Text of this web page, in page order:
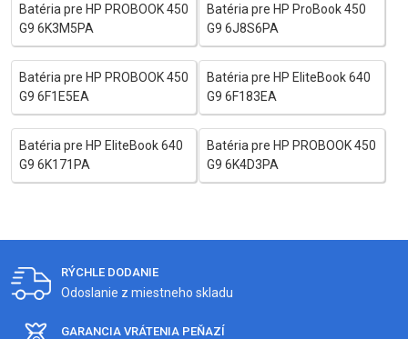
Batéria pre HP PROBOOK 450
G9 6K3M5PA
Batéria pre HP ProBook 450
G9 6J8S6PA
Batéria pre HP PROBOOK 450
G9 6F1E5EA
Batéria pre HP EliteBook 640
G9 6F183EA
Batéria pre HP EliteBook 640
G9 6K171PA
Batéria pre HP PROBOOK 450
G9 6K4D3PA
RÝCHLE DODANIE
Odoslanie z miestneho skladu
GARANCIA VRÁTENIA PEŇAZÍ